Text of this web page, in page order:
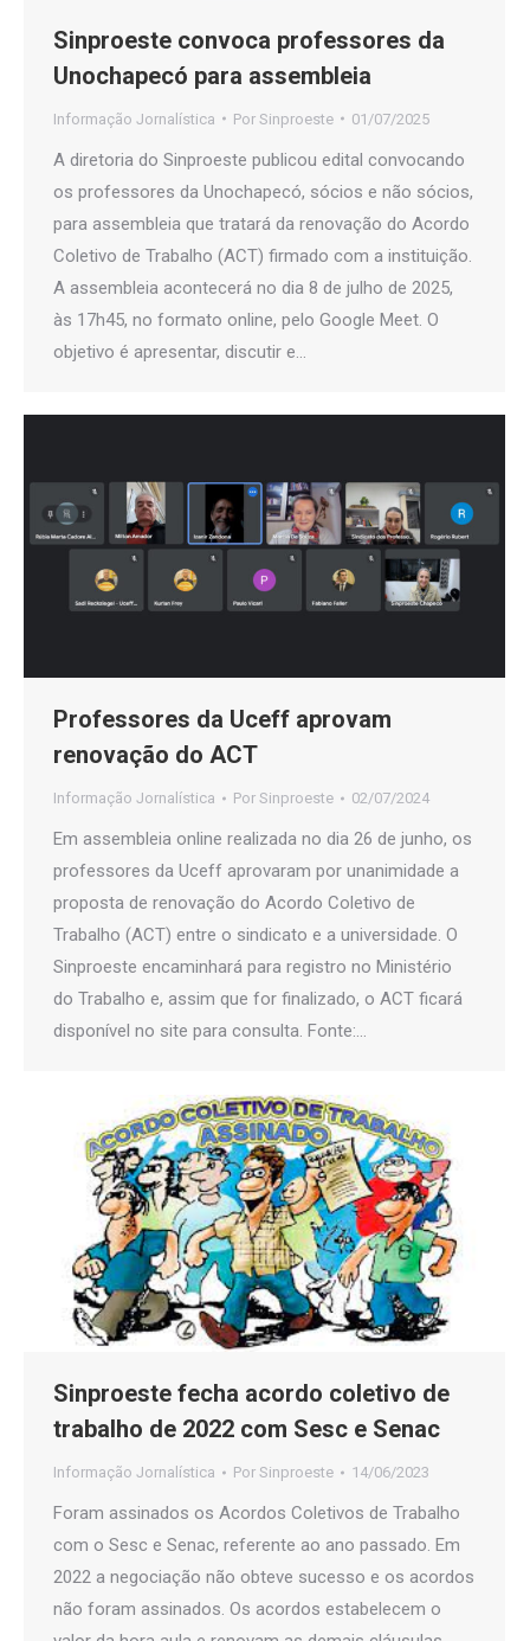
Sinproeste convoca professores da
Unochapecó para assembleia
Informação Jornalística Por Sinproeste 01/07/2025
A diretoria do Sinproeste publicou edital convocando
os professores da Unochapecó, sócios e não sócios,
para assembleia que tratará da renovação do Acordo
Coletivo de Trabalho (ACT) firmado com a instituição.
A assembleia acontecerá no dia 8 de julho de 2025,
às 17h45, no formato online, pelo Google Meet. O
objetivo é apresentar, discutir e…
Professores da Uceff aprovam
renovação do ACT
Informação Jornalística Por Sinproeste 02/07/2024
Em assembleia online realizada no dia 26 de junho, os
professores da Uceff aprovaram por unanimidade a
proposta de renovação do Acordo Coletivo de
Trabalho (ACT) entre o sindicato e a universidade. O
Sinproeste encaminhará para registro no Ministério
do Trabalho e, assim que for finalizado, o ACT ficará
disponível no site para consulta. Fonte:…
Sinproeste fecha acordo coletivo de
trabalho de 2022 com Sesc e Senac
Informação Jornalística Por Sinproeste 14/06/2023
Foram assinados os Acordos Coletivos de Trabalho
com o Sesc e Senac, referente ao ano passado. Em
2022 a negociação não obteve sucesso e os acordos
não foram assinados. Os acordos estabelecem o